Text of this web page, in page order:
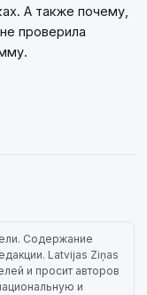
А также почему,
проверила
Содержание
Latvijas Ziņas
и просит авторов
и